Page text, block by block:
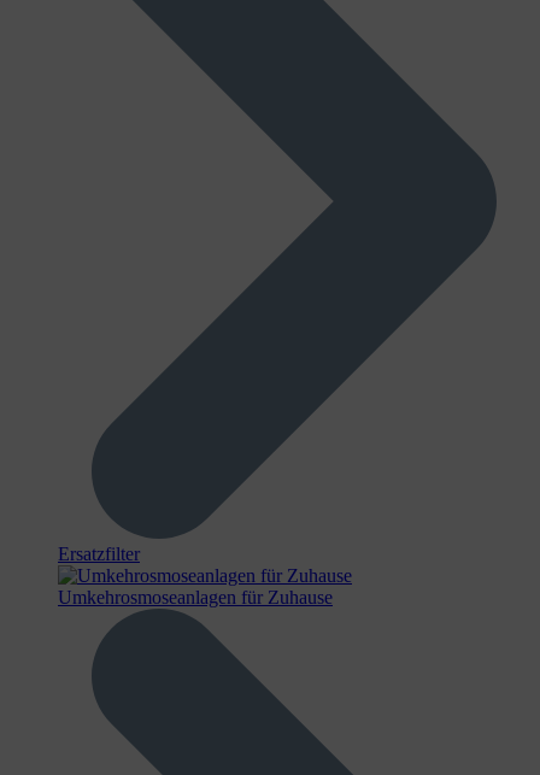
Ersatzfilter
Umkehrosmoseanlagen für Zuhause